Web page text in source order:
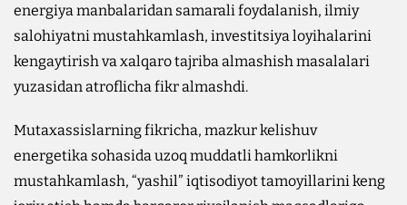
energiya manbalaridan samarali foydalanish, ilmiy
salohiyatni mustahkamlash, investitsiya loyihalarini
kengaytirish va xalqaro tajriba almashish masalalari
yuzasidan atroflicha fikr almashdi.
Mutaxassislarning fikricha, mazkur kelishuv
energetika sohasida uzoq muddatli hamkorlikni
mustahkamlash, “yashil” iqtisodiyot tamoyillarini keng